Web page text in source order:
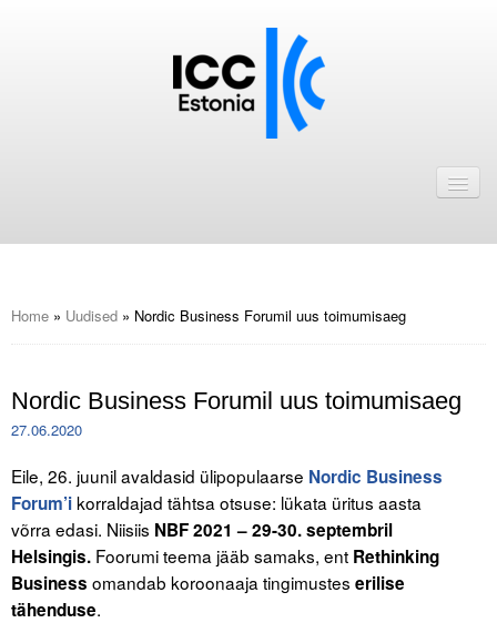
ICC Eesti liikmebaas
Astu ICC Eesti liikmeks!
ICC Eesti
Tegevused
Publikatsioonid
Home » Uudised » Nordic Business Forumil uus toimumisaeg
Nordic Business Forumil uus toimumisaeg
27.06.2020
Eile, 26. juunil avaldasid ülipopulaarse Nordic Business
Forum’ikorraldajad tähtsa otsuse: lükata üritus aasta
võrra edasi. Niisiis NBF 2021 – 29-30. septembril
Helsingis. Foorumi teema jääb samaks, ent Rethinking
Business omandab koroonaaja tingimustes erilise
tähenduse.